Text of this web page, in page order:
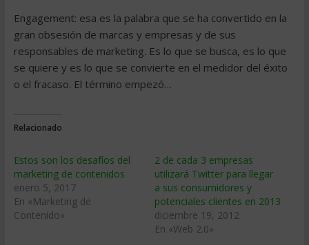
Engagement: esa es la palabra que se ha convertido en la
gran obsesión de marcas y empresas y de sus
responsables de marketing. Es lo que se busca, es lo que
se quiere y es lo que se convierte en el medidor del éxito
o el fracaso. El término empezó…
Relacionado
Estos son los desafíos del
marketing de contenidos
enero 5, 2017
En «Marketing de
Contenido»
2 de cada 3 empresas
utilizará Twitter para llegar
a sus consumidores y
potenciales clientes en 2013
diciembre 19, 2012
En «Web 2.0»